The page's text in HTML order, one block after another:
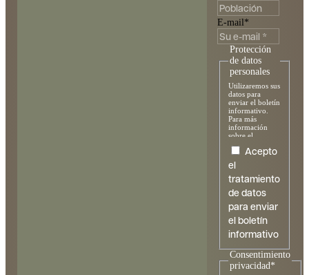
E-mail*
Protección
de datos
personales
Utilizaremos sus
datos para
enviar el boletín
informativo.
Para más
información
sobre el
sus derechos,
consulte la
política de
privacidad.
Acepto
el
tratamiento
de datos
para enviar
el boletín
informativo
Consentimiento
privacidad*